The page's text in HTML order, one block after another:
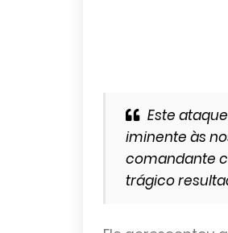
Este
iminente às
comandante
trágico